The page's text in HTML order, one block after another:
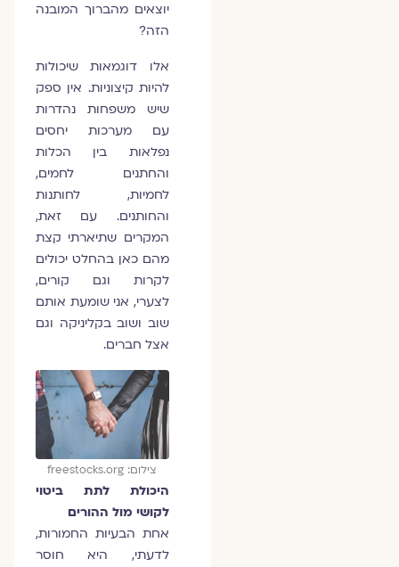
יוצאים מהברוך המובנה
הזה?
אלו דוגמאות שיכולות
להיות קיצוניות. אין ספק
שיש משפחות נהדרות
עם מערכות יחסים
נפלאות בין הכלות
והחתנים לחמים,
לחמיות, לחותנות
והחותנים. עם זאת,
המקרים שתיארתי קצת
מהם כאן בהחלט יכולים
לקרות וגם קורים,
לצערי, אני שומעת אותם
שוב ושוב בקליניקה וגם
אצל חברים.
צילום: freestocks.org
היכולת לתת ביטוי
לקושי מול ההורים
אחת הבעיות החמורות,
לדעתי, היא חוסר